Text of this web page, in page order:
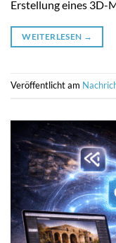
Erstellung eines 3D-
WEITERLESEN →
Veröffentlicht am